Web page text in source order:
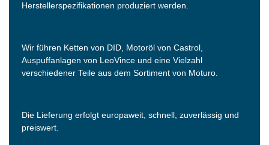
Herstellerspezifikationen produziert werden.
Wir führen Ketten von DID, Motoröl von Castrol,
Auspuffanlagen von LeoVince und eine Vielzahl
verschiedener Teile aus dem Sortiment von Moturo.
Die Lieferung erfolgt europaweit, schnell, zuverlässig und
preiswert.